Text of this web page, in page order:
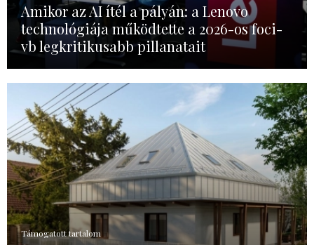
Amikor az AI ítél a pályán: a Lenovo
technológiája működtette a 2026-os foci-
vb legkritikusabb pillanatait
Támogatott tartalom